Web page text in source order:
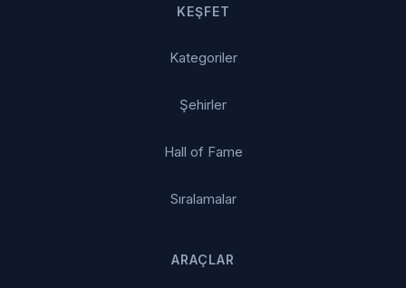
KEŞFET
Kategoriler
Şehirler
Hall of Fame
Sıralamalar
ARAÇLAR